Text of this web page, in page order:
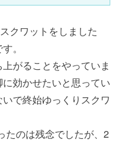
クワットをしました
。
がることをやっていま
効かせたいと思ってい
で終始ゆっくりスクワ
たのは残念でしたが、2